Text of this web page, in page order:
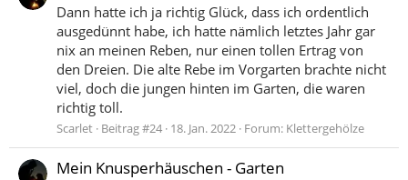
Dann hatte ich ja richtig Glück, dass ich ordentlich
ausgedünnt habe, ich hatte nämlich letztes Jahr gar
nix an meinen Reben, nur einen tollen Ertrag von
den Dreien. Die alte Rebe im Vorgarten brachte nicht
viel, doch die jungen hinten im Garten, die waren
richtig toll.
Scarlet Beitrag #24 18. Jan. 2022 Forum: Klettergehölze
Mein Knusperhäuschen - Garten